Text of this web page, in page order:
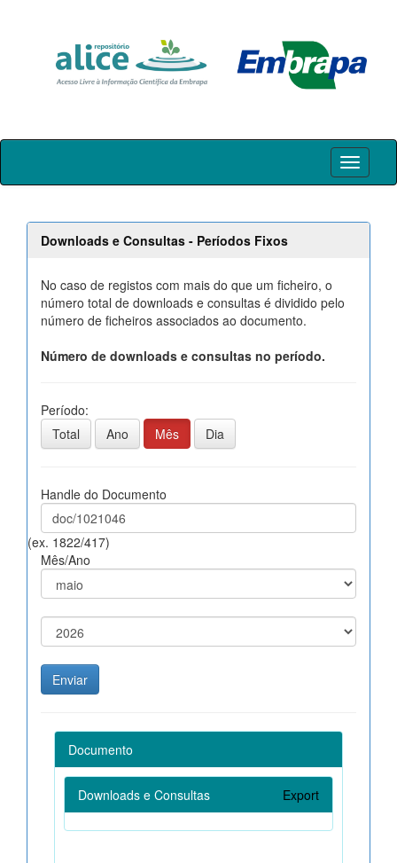
Skip
Downloads e Consultas - Períodos Fixos
No caso de registos com mais do que um ficheiro, o
número total de downloads e consultas é dividido pelo
número de ficheiros associados ao documento.
Número de downloads e consultas no período.
Período:
Total
Ano Mês Dia
Handle do Documento
(ex. 1822/417)
Mês/Ano
Documento
Downloads e Consultas Export